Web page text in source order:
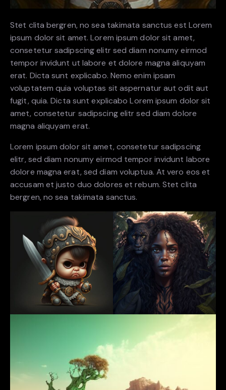
Stet clita bergren, no sea takimata sanctus est Lorem
ipsum dolor sit amet. Lorem ipsum dolor sit amet,
consetetur sadipscing elitr sed diam nonumy eirmod
tempor invidunt ut labore et dolore magna aliquyam
erat. Dicta sunt explicabo. Nemo enim ipsam
voluptatem quia voluptas sit aspernatur aut odit aut
fugit, quia. Dicta sunt explicabo Lorem ipsum dolor sit
amet, consetetur sadipscing elitr sed diam dolore
magna aliquyam erat.
Lorem ipsum dolor sit amet, consetetur sadipscing
elitr, sed diam nonumy eirmod tempor invidunt labore
dolore magna erat, sed diam voluptua. At vero eos et
accusam et justo duo dolores et rebum. Stet clita
bergren, no sea takimata sanctus.